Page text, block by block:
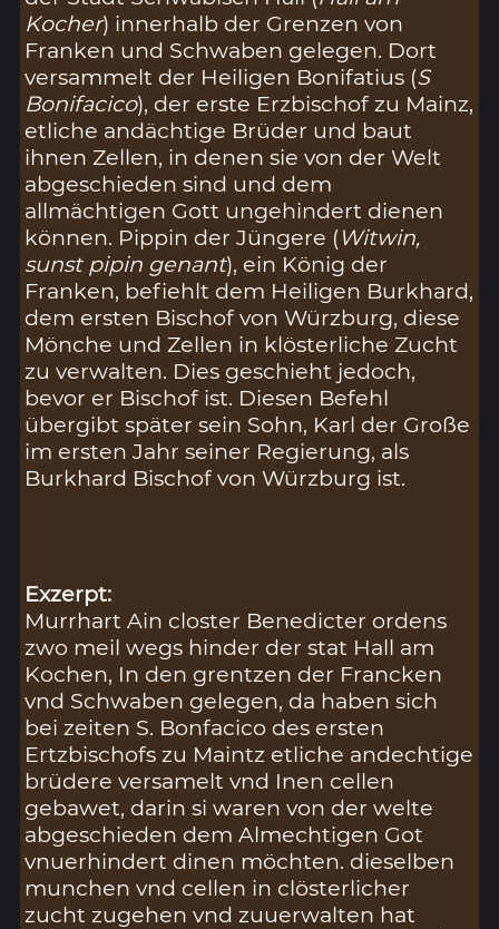
Kocher) innerhalb der Grenzen von
Franken und Schwaben gelegen. Dort
versammelt der Heiligen Bonifatius (S
Bonifacico), der erste Erzbischof zu Mainz,
etliche andächtige Brüder und baut
ihnen Zellen, in denen sie von der Welt
abgeschieden sind und dem
allmächtigen Gott ungehindert dienen
können. Pippin der Jüngere (Witwin,
sunst pipin genant), ein König der
Franken, befiehlt dem Heiligen Burkhard,
dem ersten Bischof von Würzburg, diese
Mönche und Zellen in klösterliche Zucht
zu verwalten. Dies geschieht jedoch,
bevor er Bischof ist. Diesen Befehl
übergibt später sein Sohn, Karl der Große
im ersten Jahr seiner Regierung, als
Burkhard Bischof von Würzburg ist.
Exzerpt:
Murrhart Ain closter Benedicter ordens
zwo meil wegs hinder der stat Hall am
Kochen, In den grentzen der Francken
vnd Schwaben gelegen, da haben sich
bei zeiten S. Bonfacico des ersten
Ertzbischofs zu Maintz etliche andechtige
brüdere versamelt vnd Inen cellen
gebawet, darin si waren von der welte
abgeschieden dem Almechtigen Got
vnuerhindert dinen möchten. dieselben
munchen vnd cellen in clösterlicher
zucht zugehen vnd zuuerwalten hat